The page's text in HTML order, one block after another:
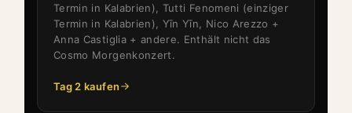
Termin in Kalabrien), Tutti Fenomeni (einziger
Termin in Kalabrien), Yīn Yīn, Nico Arezzo +
Anna Castiglia + andere. Enthält nicht das
Cosmo Morgenkonzert.
Tag 2 kaufen